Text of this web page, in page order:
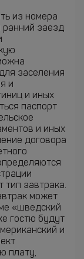
из номера
ранний заезд
заселения
и
и иных
паспорт
и иных
договора
тип завтрака.
может
«шведский
гостю будут
и
плату,